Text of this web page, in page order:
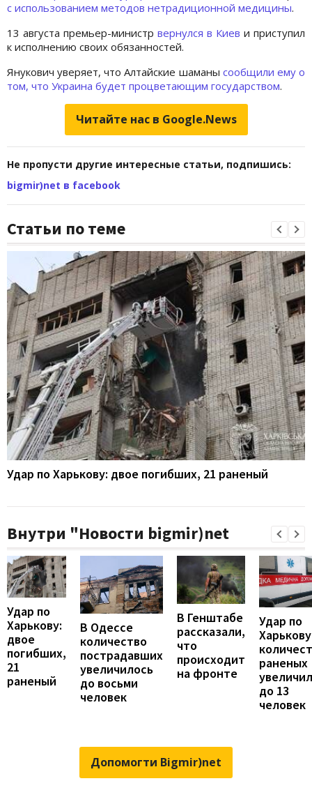
с использованием методов нетрадиционной медицины.
13 августа премьер-министр вернулся в Киев и приступил
к исполнению своих обязанностей.
Янукович уверяет, что Алтайские шаманы сообщили ему о
том, что Украина будет процветающим государством.
Читайте нас в Google.News
Не пропусти другие интересные статьи, подпишись:
bigmir)net в facebook
Статьи по теме
Удар по Харькову: двое погибших, 21 раненый
Внутри "Новости bigmir)net
Удар по
Харькову:
двое
погибших,
21
раненый
В Одессе
количество
пострадавших
увеличилось
до восьми
человек
В Генштабе
рассказали,
что
происходит
на фронте
Удар по
раненых
до 13
человек
Допомогти Bigmir)net